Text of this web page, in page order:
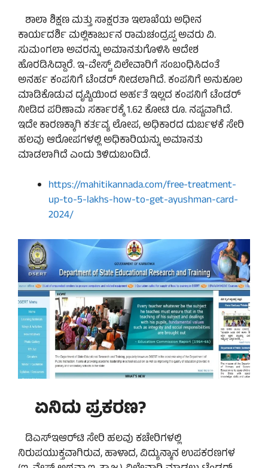
ಶಾಲಾ ಶಿಕ್ಷಣ ಮತ್ತು ಸಾಕ್ಷರತಾ ಇಲಾಖೆಯ ಅಧೀನ
ಕಾರ್ಯದರ್ಶಿ ಮಲ್ಲಿಕಾರ್ಜುನ ರಾಮಚಂದ್ರಪ್ಪ ಅವರು ವಿ.
ಸುಮಂಗಲಾ ಅವರನ್ನು ಅಮಾನತುಗೊಳಿಸಿ ಆದೇಶ
ಹೊರಡಿಸಿದ್ದಾರೆ. ಇ-ವೇಸ್ಟ್‌ ವಿಲೇವಾರಿಗೆ ಸಂಬಂಧಿಸಿದಂತೆ
ಅನರ್ಹ ಕಂಪನಿಗೆ ಟೆಂಡರ್‌ ನೀಡಲಾಗಿದೆ. ಕಂಪನಿಗೆ ಅನುಕೂಲ
ಮಾಡಿಕೊಡುವ ದೃಷ್ಟಿಯಿಂದ ಅರ್ಹತೆ ಇಲ್ಲದ ಕಂಪನಿಗೆ ಟೆಂಡರ್‌
ನೀಡಿದ ಪರಿಣಾಮ ಸರ್ಕಾರಕ್ಕೆ 1.62 ಕೋಟಿ ರೂ. ನಷ್ಟವಾಗಿದೆ.
ಇದೇ ಕಾರಣಕ್ಕಾಗಿ ಕರ್ತವ್ಯ ಲೋಪ, ಅಧಿಕಾರದ ದುರ್ಬಳಕೆ ಸೇರಿ
ಹಲವು ಆರೋಪಗಳಲ್ಲಿ ಅಧಿಕಾರಿಯನ್ನು ಅಮಾನತು
ಮಾಡಲಾಗಿದೆ ಎಂದು ತಿಳಿದುಬಂದಿದೆ.
https://mahitikannada.com/free-treatment-
up-to-5-lakhs-how-to-get-ayushman-card-
2024/
ಏನಿದು ಪ್ರಕರಣ?
ಡಿಎಸ್‌ಇಆರ್‌ಟಿ ಸೇರಿ ಹಲವು ಕಚೇರಿಗಳಲ್ಲಿ
ನಿರುಪಯುಕ್ತವಾಗಿರುವ, ಹಾಳಾದ, ವಿದ್ಯುನ್ಮಾನ ಉಪಕರಣಗಳ